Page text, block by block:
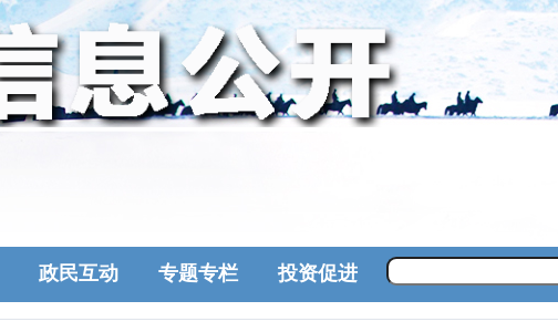
政民互动 专题专栏 投资促进